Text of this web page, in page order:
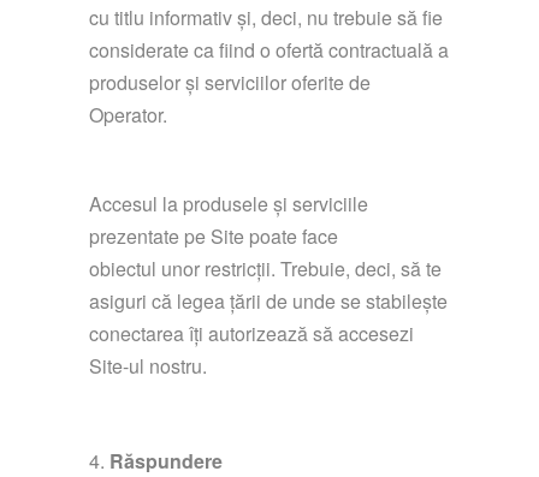
cu titlu informativ și, deci, nu trebuie să fie
considerate ca fiind o ofertă contractuală a
produselor și serviciilor oferite de
Operator.
Accesul la produsele și serviciile
prezentate pe Site poate face
obiectul unor restricții. Trebuie, deci, să te
asiguri că legea țării de unde se stabilește
conectarea îți autorizează să accesezi
Site-ul nostru.
Răspundere